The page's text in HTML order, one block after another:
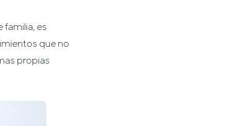
es
que no
propias